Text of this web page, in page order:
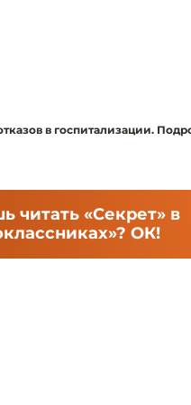
в госпитализации.
читать «Секрет» в
ОК!